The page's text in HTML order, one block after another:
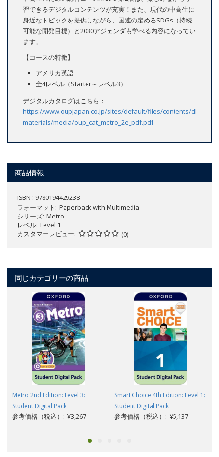
習できるデジタルコンテンツが充実！また、現代の中高生に
身近なトピックを提供しながら、国連の定めるSDGs（持続
可能な開発目標）と2030アジェンダも学べる内容になってい
ます。
【コースの特徴】
アメリカ英語
全4レベル（Starter～レベル3）
デジタルカタログはこちら：
https://www.oupjapan.co.jp/sites/default/files/contents/dl-
materials/media/oup_cat_metro_2e_pdf.pdf
商品情報
ISBN : 9780194429238
フォーマット
Paperback with Multimedia
シリーズ Metro
レベル Level 1
カスタマーレビュー
(0)
同じカテゴリーの商品
Metro 2nd Edition: Level 3:
Student Digital Pack
参考価格（税込）: ¥3,267
Smart Choice 4th Edition: Level 1:
Student Digital Pack
参考価格（税込）: ¥5,137